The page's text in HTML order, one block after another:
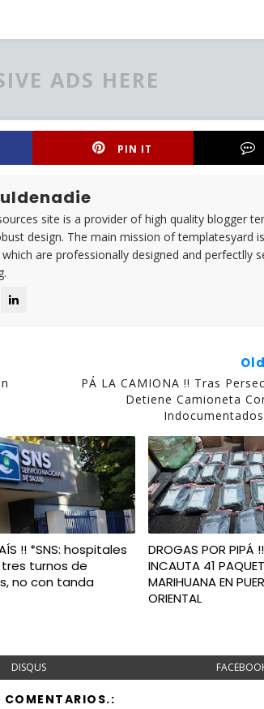
ADS HERE
PIN IT
site is a provider of high quality blogger
design. The main mission of templatesyard
are professionally designed and perfectlly
PÁ LA CAMIONA !! Tras
Detiene Camioneta
!! *SNS: hospitales
turnos de
no con tanda
DROGAS POR PIPÁ
INCAUTA 41
MARIHUANA EN
ORIENTAL
DISQUS
COMENTARIOS.: